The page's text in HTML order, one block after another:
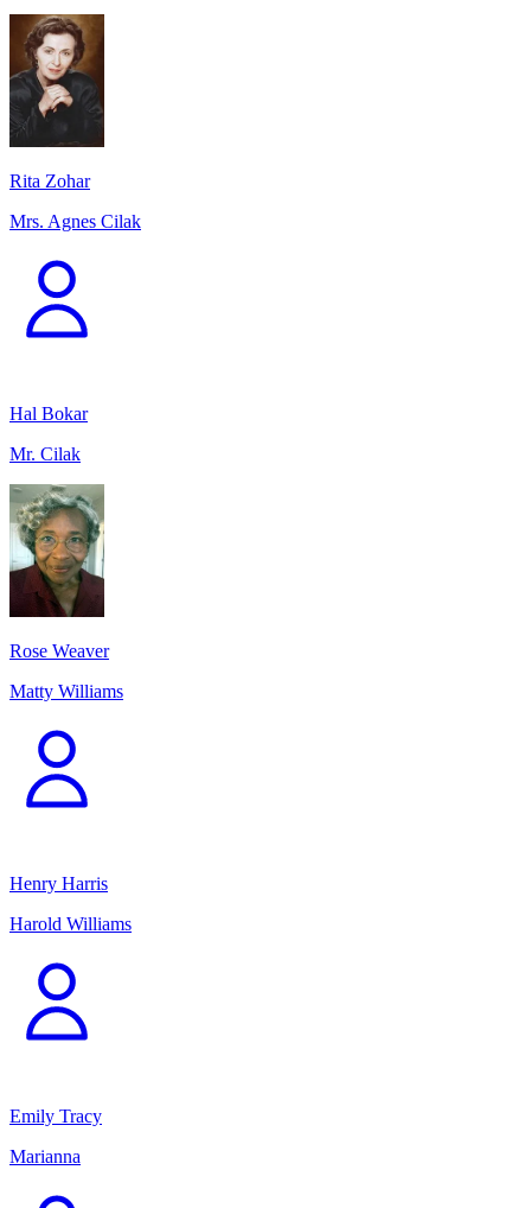
Rita Zohar
Mrs. Agnes Cilak
Hal Bokar
Mr. Cilak
Rose Weaver
Matty Williams
Henry Harris
Harold Williams
Emily Tracy
Marianna